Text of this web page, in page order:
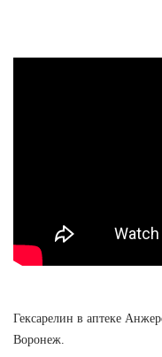
Гексарелин в аптеке
Воронеж.